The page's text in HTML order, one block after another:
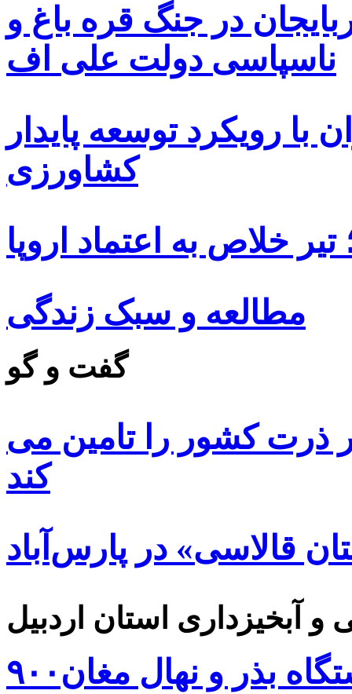
در جنگ قره باغ و
ناسپاسی دولت علی اف
با رویکرد توسعه پایدار
کشاورزی
خلاص به اعتماد اروپا
مطالعه و سبک زندگی
گفت و گو
۸۵ درصد بذر ذرت کشور را تامین می
کند
قالاسی» در پارس‌آباد
۹۰۰هزار اصله نهال توسط ایستگاه بذر و نهال مغان